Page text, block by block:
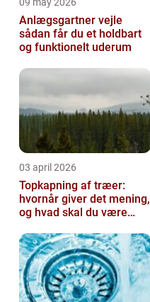
Anlægsgartner vejle
sådan får du et holdbart
og funktionelt uderum
03 april 2026
Topkapning af træer:
hvornår giver det mening,
og hvad skal du være